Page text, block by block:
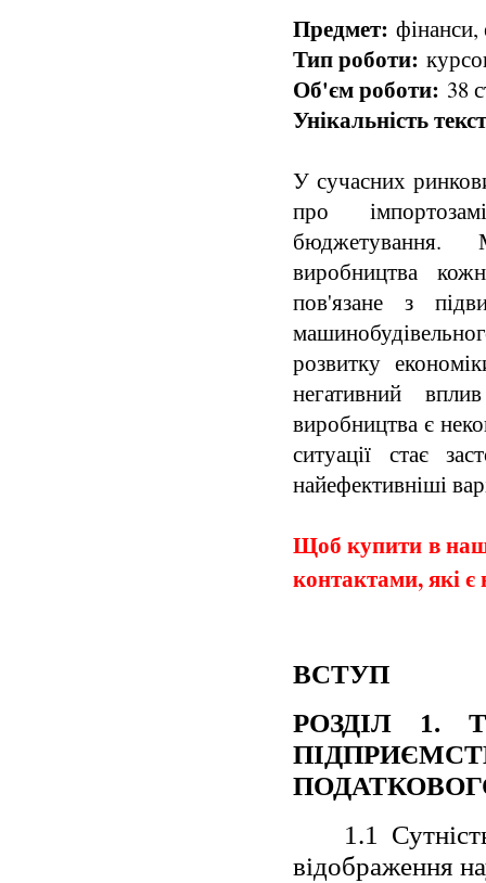
Предмет: фінанси,
Тип роботи:
Об'єм роботи: 38
Унікальність
У сучасних
про
бюджетування.
виробництва
пов'язане з
розвитку
негативний
виробництва є
ситуації стає
найефективніші
Щоб купити в
контактами, які є
ВСТУП
РОЗДІЛ 1.
1.1
відображення